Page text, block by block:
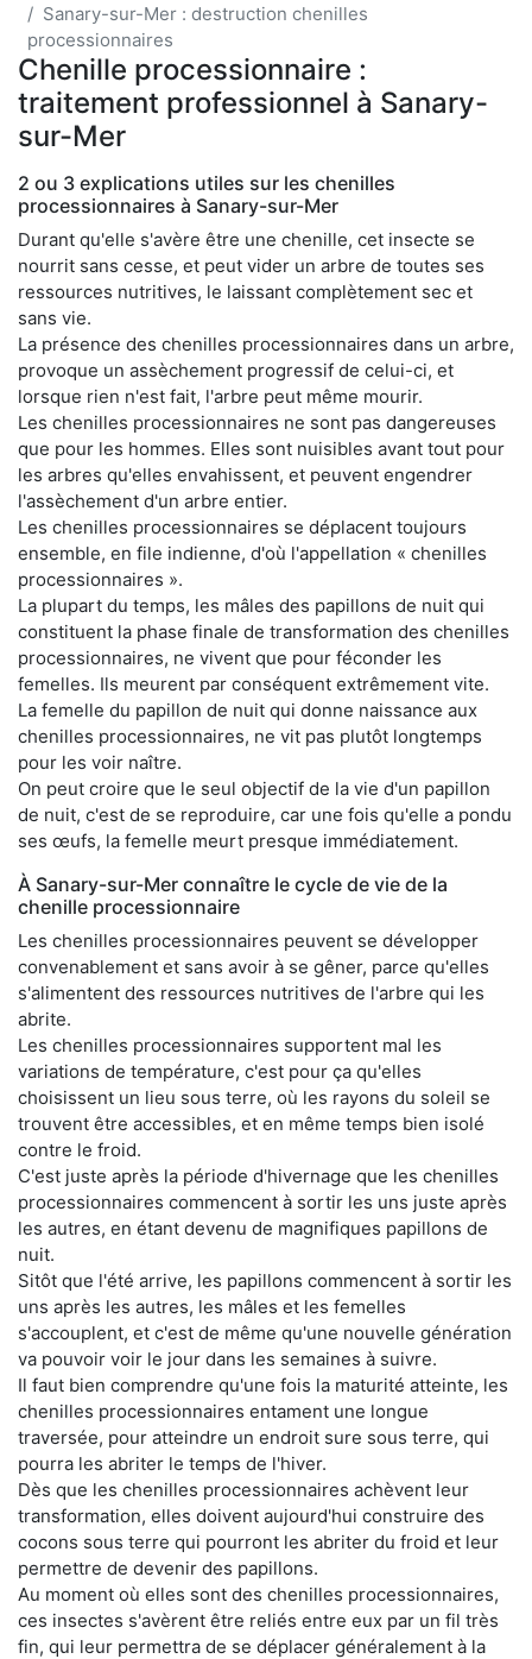
Sanary-sur-Mer : destruction chenilles
processionnaires
Chenille processionnaire :
traitement professionnel à Sanary-
sur-Mer
2 ou 3 explications utiles sur les chenilles
processionnaires à Sanary-sur-Mer
Durant qu'elle s'avère être une chenille, cet insecte se
nourrit sans cesse, et peut vider un arbre de toutes ses
ressources nutritives, le laissant complètement sec et
sans vie.
La présence des chenilles processionnaires dans un arbre,
provoque un assèchement progressif de celui-ci, et
lorsque rien n'est fait, l'arbre peut même mourir.
Les chenilles processionnaires ne sont pas dangereuses
que pour les hommes. Elles sont nuisibles avant tout pour
les arbres qu'elles envahissent, et peuvent engendrer
l'assèchement d'un arbre entier.
Les chenilles processionnaires se déplacent toujours
ensemble, en file indienne, d'où l'appellation « chenilles
processionnaires ».
La plupart du temps, les mâles des papillons de nuit qui
constituent la phase finale de transformation des chenilles
processionnaires, ne vivent que pour féconder les
femelles. Ils meurent par conséquent extrêmement vite.
La femelle du papillon de nuit qui donne naissance aux
chenilles processionnaires, ne vit pas plutôt longtemps
pour les voir naître.
On peut croire que le seul objectif de la vie d'un papillon
de nuit, c'est de se reproduire, car une fois qu'elle a pondu
ses œufs, la femelle meurt presque immédiatement.
À Sanary-sur-Mer connaître le cycle de vie de la
chenille processionnaire
Les chenilles processionnaires peuvent se développer
convenablement et sans avoir à se gêner, parce qu'elles
s'alimentent des ressources nutritives de l'arbre qui les
abrite.
Les chenilles processionnaires supportent mal les
variations de température, c'est pour ça qu'elles
choisissent un lieu sous terre, où les rayons du soleil se
trouvent être accessibles, et en même temps bien isolé
contre le froid.
C'est juste après la période d'hivernage que les chenilles
processionnaires commencent à sortir les uns juste après
les autres, en étant devenu de magnifiques papillons de
nuit.
Sitôt que l'été arrive, les papillons commencent à sortir les
uns après les autres, les mâles et les femelles
s'accouplent, et c'est de même qu'une nouvelle génération
va pouvoir voir le jour dans les semaines à suivre.
Il faut bien comprendre qu'une fois la maturité atteinte, les
chenilles processionnaires entament une longue
traversée, pour atteindre un endroit sure sous terre, qui
pourra les abriter le temps de l'hiver.
Dès que les chenilles processionnaires achèvent leur
transformation, elles doivent aujourd'hui construire des
cocons sous terre qui pourront les abriter du froid et leur
permettre de devenir des papillons.
Au moment où elles sont des chenilles processionnaires,
ces insectes s'avèrent être reliés entre eux par un fil très
fin, qui leur permettra de se déplacer généralement à la